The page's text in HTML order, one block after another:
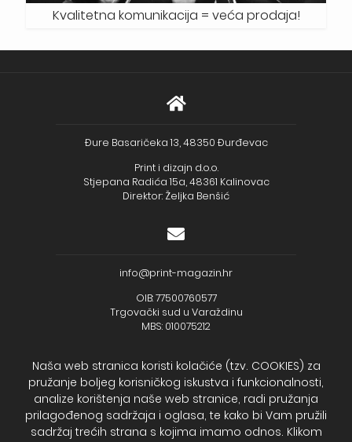
Kvalitetna komunikacija = veća prodaja!
Đure Basaričeka 13, 48350 Đurđevac
Print i dizajn d.o.o.
Stjepana Radića 15a, 48361 Kalinovac
Direktor: Željka Benšić
info@print-magazin.hr
OIB: 77500760577
Trgovački sud u Varaždinu
MBS: 010075212
+385 (48) 733 111
Zagrebačka banka d.d.
Naša web stranica koristi kolačiće (tzv. COOKIES) za
pružanje boljeg korisničkog iskustva i funkcionalnosti,
analize korištenja naše web stranice, radi pružanja
prilagođenog sadržaja i oglasa, te kako bi Vam pružili
sadržaj trećih strana s kojima imamo odnos. Klikom